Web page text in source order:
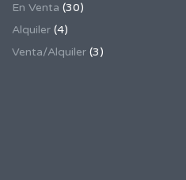
En Venta (30)
Alquiler (4)
Venta/Alquiler (3)